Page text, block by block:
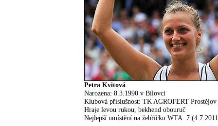
Petra Kvitová
Narozena: 8.3.1990 v Bílovci
Klubová příslušnost: TK AGROFERT Prostějov
Hraje levou rukou, bekhend obouruč
Nejlepší umístění na žebříčku WTA: 7